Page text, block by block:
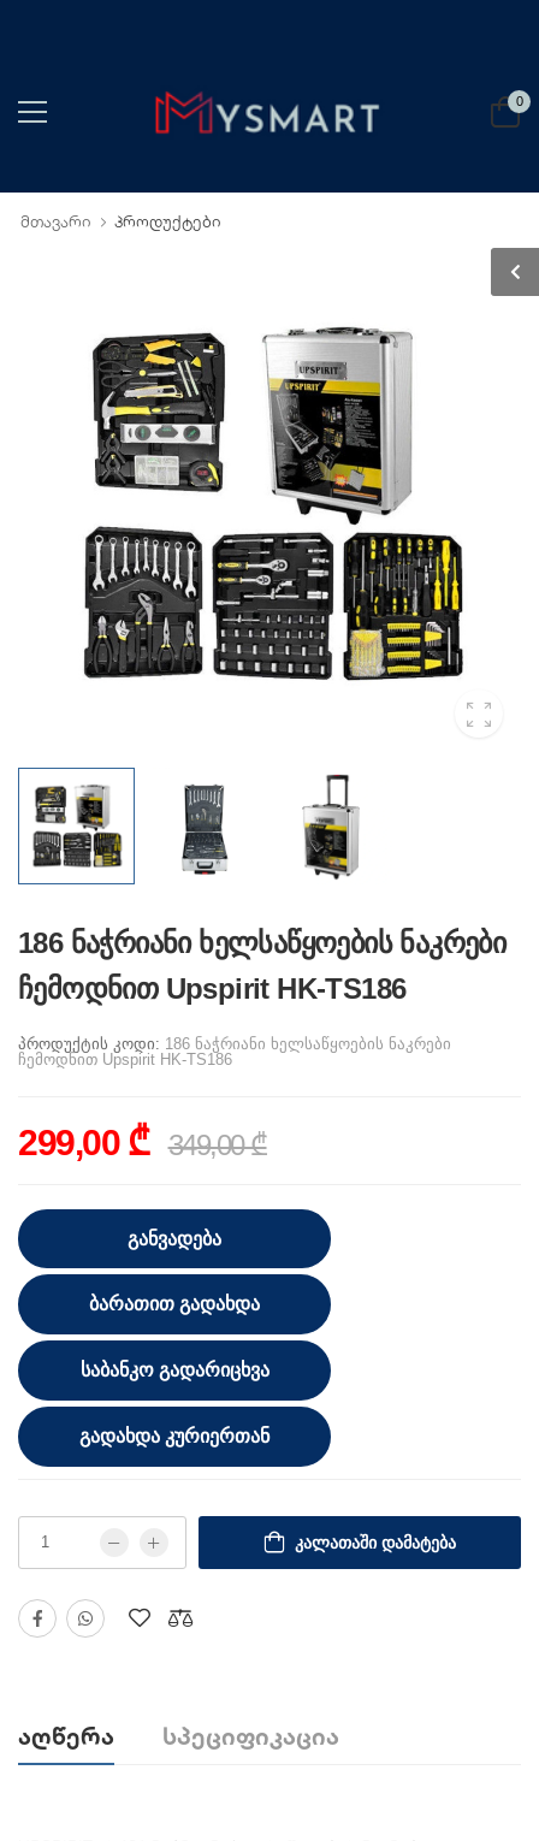
0
მთავარი პროდუქტები
186 ნაჭრიანი ხელსაწყოების ნაკრები
ჩემოდნით Upspirit HK-TS186
პროდუქტის კოდი: 186 ნაჭრიანი ხელსაწყოების ნაკრები
ჩემოდნით Upspirit HK-TS186
299,00 ₾ 349,00 ₾
ᲒᲐᲜᲕᲐᲓᲔᲑᲐ
ᲑᲐᲠᲐᲗᲘᲗ ᲒᲐᲓᲐᲮᲓᲐ
ᲡᲐᲑᲐᲜᲙᲝ ᲒᲐᲓᲐᲠᲘᲪᲮᲕᲐ
ᲒᲐᲓᲐᲮᲓᲐ ᲙᲣᲠᲘᲔᲠᲗᲐᲜ
ᲙᲐᲚᲐᲗᲐᲨᲘ ᲓᲐᲛᲐᲢᲔᲑᲐ
Აღწერა Სპეციფიკაცია